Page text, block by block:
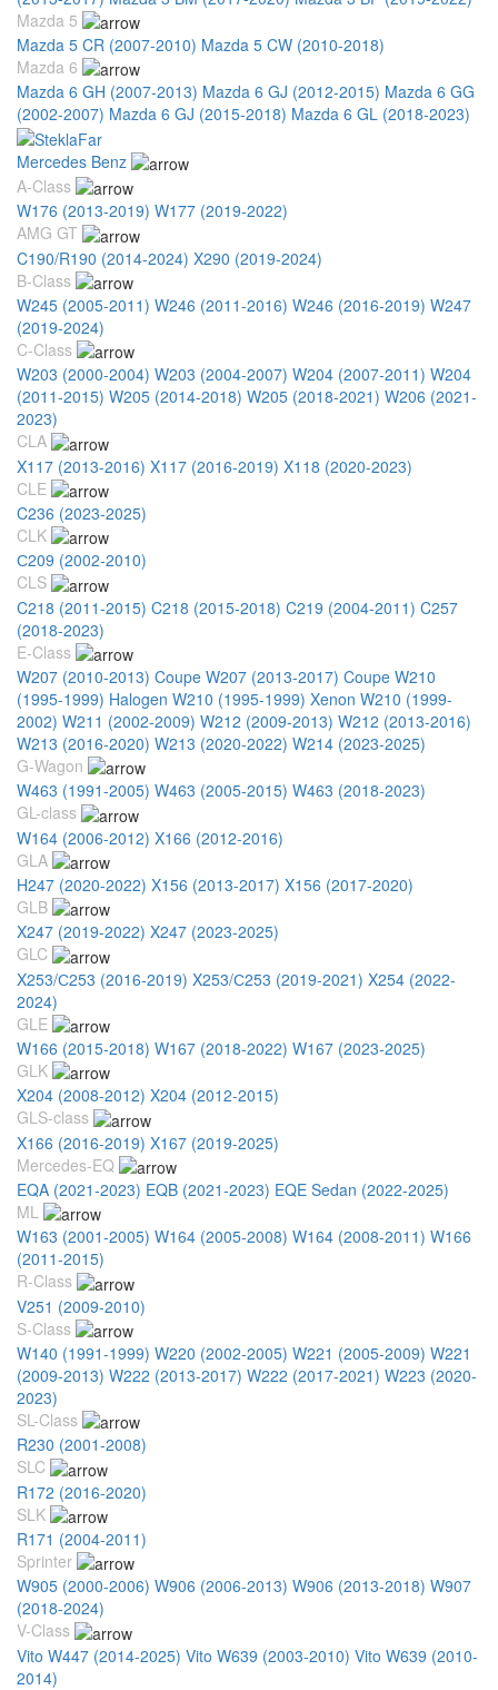
Mazda 5
Mazda 5 CR (2007-2010) Mazda 5 CW (2010-2018)
Mazda 6
Mazda 6 GH (2007-2013) Mazda 6 GJ (2012-2015) Mazda 6 GG
(2002-2007) Mazda 6 GJ (2015-2018) Mazda 6 GL (2018-2023)
Mercedes Benz
A-Class
W176 (2013-2019) W177 (2019-2022)
AMG GT
C190/R190 (2014-2024) X290 (2019-2024)
B-Class
W245 (2005-2011) W246 (2011-2016) W246 (2016-2019) W247
(2019-2024)
C-Class
W203 (2000-2004) W203 (2004-2007) W204 (2007-2011) W204
(2011-2015) W205 (2014-2018) W205 (2018-2021) W206 (2021-
2023)
CLA
X117 (2013-2016) X117 (2016-2019) X118 (2020-2023)
CLE
C236 (2023-2025)
CLK
С209 (2002-2010)
CLS
C218 (2011-2015) C218 (2015-2018) C219 (2004-2011) C257
(2018-2023)
E-Class
W207 (2010-2013) Coupe W207 (2013-2017) Coupe W210
(1995-1999) Halogen W210 (1995-1999) Xenon W210 (1999-
2002) W211 (2002-2009) W212 (2009-2013) W212 (2013-2016)
W213 (2016-2020) W213 (2020-2022) W214 (2023-2025)
G-Wagon
W463 (1991-2005) W463 (2005-2015) W463 (2018-2023)
GL-class
W164 (2006-2012) X166 (2012-2016)
GLA
H247 (2020-2022) X156 (2013-2017) X156 (2017-2020)
GLB
X247 (2019-2022) X247 (2023-2025)
GLC
X253/С253 (2016-2019) X253/С253 (2019-2021) X254 (2022-
2024)
GLE
W166 (2015-2018) W167 (2018-2022) W167 (2023-2025)
GLK
X204 (2008-2012) X204 (2012-2015)
GLS-class
X166 (2016-2019) X167 (2019-2025)
Mercedes-EQ
EQA (2021-2023) EQB (2021-2023) EQE Sedan (2022-2025)
ML
W163 (2001-2005) W164 (2005-2008) W164 (2008-2011) W166
(2011-2015)
R-Class
V251 (2009-2010)
S-Class
W140 (1991-1999) W220 (2002-2005) W221 (2005-2009) W221
(2009-2013) W222 (2013-2017) W222 (2017-2021) W223 (2020-
2023)
SL-Class
R230 (2001-2008)
SLC
R172 (2016-2020)
SLK
R171 (2004-2011)
Sprinter
W905 (2000-2006) W906 (2006-2013) W906 (2013-2018) W907
(2018-2024)
V-Class
Vito W447 (2014-2025) Vito W639 (2003-2010) Vito W639 (2010-
2014)